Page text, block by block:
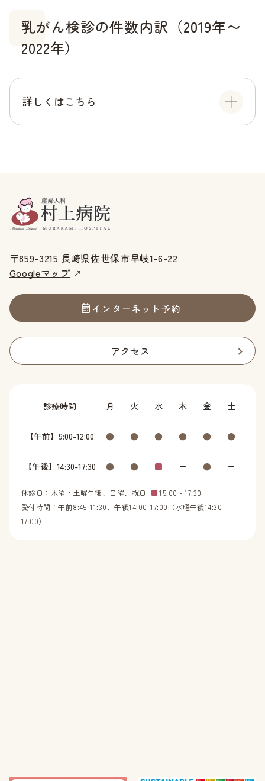
乳がん検診の件数内訳（2019年〜
2022年）
詳しくはこちら
〒859-3215 長崎県佐世保市早岐1-6-22
Googleマップ
インターネット予約
アクセス
診療時間 月 火 水 木 金 土
【午前】9:00-12:00 ● ● ● ● ● ●
【午後】14:30-17:30 ● ● ■ ー ● ー
休診日：木曜・土曜午後、日曜、祝日 ■15:00 - 17:30
受付時間：午前8:45-11:30、午後14:00-17:00（水曜午後14:30-
17:00）